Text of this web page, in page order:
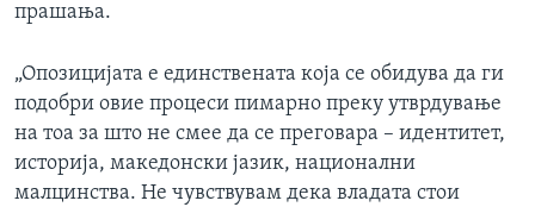
прашања.
„Опозицијата е единствената која се обидува да ги
подобри овие процеси пимарно преку утврдување
на тоа за што не смее да се преговара – идентитет,
историја, македонски јазик, национални
малцинства. Не чувствувам дека владата стои